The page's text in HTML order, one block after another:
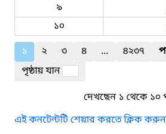
৯
১০
১
২ ৩ ৪ ... ৪২৩৭
পৃষ্ঠায় যান
দেখছেন ১ থেকে ১০
এই কনটেন্টটি শেয়ার করতে ক্লিক করুন